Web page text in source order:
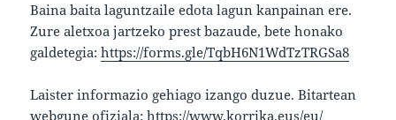
Baina baita laguntzaile edota lagun kanpainan ere.
Zure aletxoa jartzeko prest bazaude, bete honako
galdetegia:https://forms.gle/TqbH6N1WdTzTRGSa8
Laister informazio gehiago izango duzue. Bitartean
webgune ofiziala:https://www.korrika.eus/eu/